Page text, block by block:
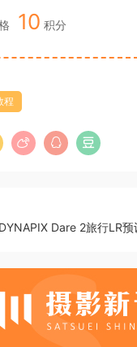
10 积分
程
Dare 2旅行LR预